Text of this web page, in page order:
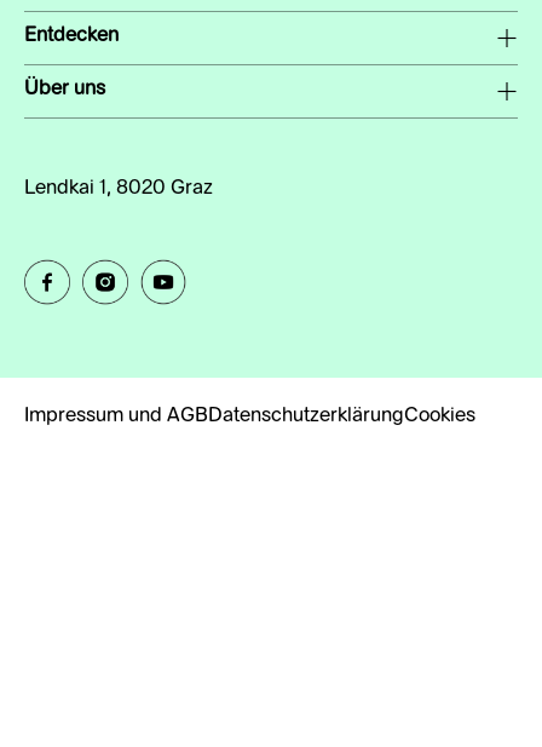
Entdecken
Über uns
Lendkai 1, 8020 Graz
Impressum und AGBDatenschutzerklärungCookies